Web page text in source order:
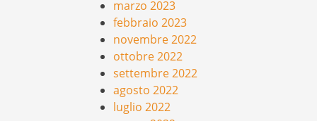
marzo 2023
febbraio 2023
novembre 2022
ottobre 2022
settembre 2022
agosto 2022
luglio 2022